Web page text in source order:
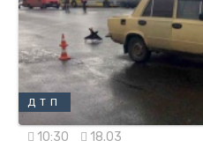
ДТП
10:30 18.03